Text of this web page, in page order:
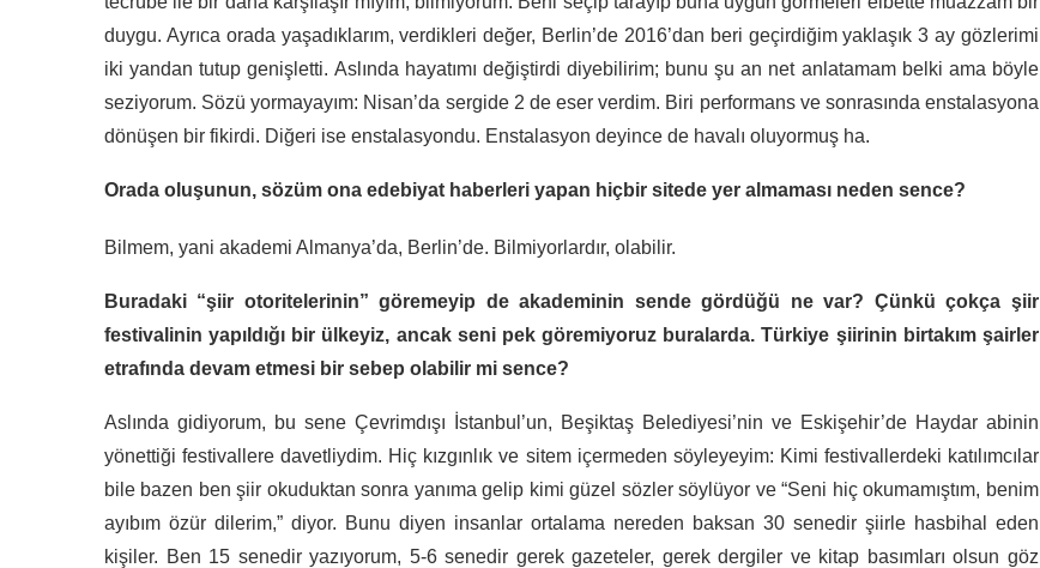
duygu. Ayrıca orada yaşadıklarım, verdikleri değer, Berlin’de 2016’dan beri geçirdiğim yaklaşık 3 ay gözlerimi
iki yandan tutup genişletti. Aslında hayatımı değiştirdi diyebilirim; bunu şu an net anlatamam belki ama böyle
seziyorum. Sözü yormayayım: Nisan’da sergide 2 de eser verdim. Biri performans ve sonrasında enstalasyona
dönüşen bir fikirdi. Diğeri ise enstalasyondu. Enstalasyon deyince de havalı oluyormuş ha.
Orada oluşunun, sözüm ona edebiyat haberleri yapan hiçbir sitede yer almaması neden sence?
Bilmem, yani akademi Almanya’da, Berlin’de. Bilmiyorlardır, olabilir.
Buradaki “şiir otoritelerinin” göremeyip de akademinin sende gördüğü ne var? Çünkü çokça şiir
festivalinin yapıldığı bir ülkeyiz, ancak seni pek göremiyoruz buralarda. Türkiye şiirinin birtakım şairler
etrafında devam etmesi bir sebep olabilir mi sence?
Aslında gidiyorum, bu sene Çevrimdışı İstanbul’un, Beşiktaş Belediyesi’nin ve Eskişehir’de Haydar abinin
yönettiği festivallere davetliydim. Hiç kızgınlık ve sitem içermeden söyleyeyim: Kimi festivallerdeki katılımcılar
bile bazen ben şiir okuduktan sonra yanıma gelip kimi güzel sözler söylüyor ve “Seni hiç okumamıştım, benim
ayıbım özür dilerim,” diyor. Bunu diyen insanlar ortalama nereden baksan 30 senedir şiirle hasbihal eden
kişiler. Ben 15 senedir yazıyorum, 5-6 senedir gerek gazeteler, gerek dergiler ve kitap basımları olsun göz